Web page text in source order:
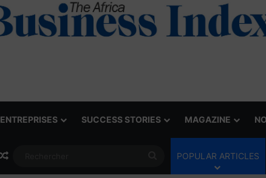
ENTREPRISES SUCCESS STORIES MAGAZINE
Rechercher
POPULAR ARTICLES